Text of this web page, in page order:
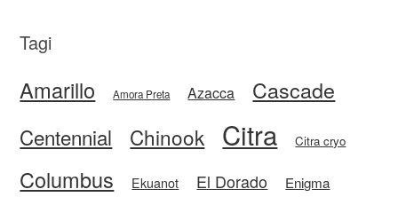
Tagi
Amarillo Amora Preta Azacca Cascade
Centennial Chinook Citra Citra cryo
Columbus Ekuanot El Dorado Enigma